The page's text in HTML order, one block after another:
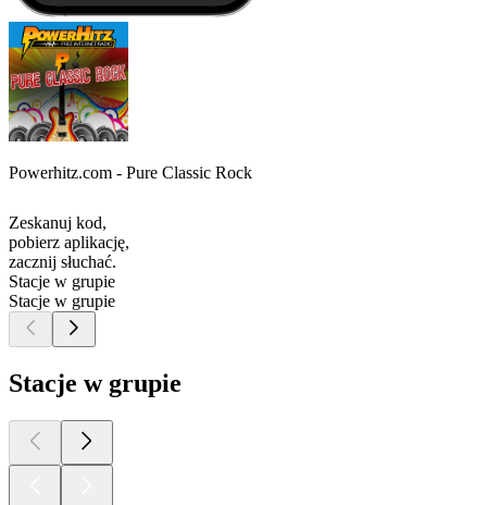
Powerhitz.com - Pure Classic Rock
Zeskanuj kod,
pobierz aplikację,
zacznij słuchać.
Stacje w grupie
Stacje w grupie
Stacje w grupie